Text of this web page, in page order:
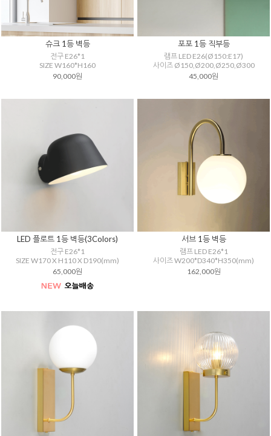
슈크 1등 벽등
전구 E26*1
SIZE W160*H160
90,000원
포포 1등 직부등
램프 LED E26(Ø150:E17)
사이즈 Ø150,Ø200,Ø250,Ø300
45,000원
LED 플로트 1등 벽등(3Colors)
전구 E26*1
SIZE W170 X H110 X D190(mm)
65,000원
서브 1등 벽등
램프 LED E26*1
사이즈 W200*D340*H350(mm)
162,000원